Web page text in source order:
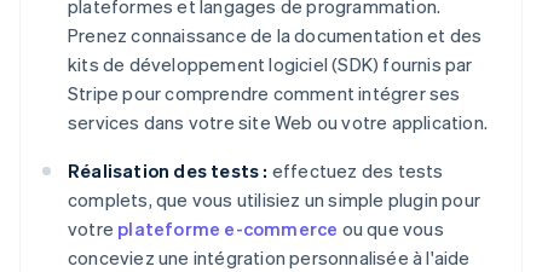
plateformes et langages de programmation.
Prenez connaissance de la documentation et des
kits de développement logiciel (SDK) fournis par
Stripe pour comprendre comment intégrer ses
services dans votre site Web ou votre application.
Réalisation des tests : effectuez des tests
complets, que vous utilisiez un simple plugin pour
votre plateforme e-commerce ou que vous
conceviez une intégration personnalisée à l'aide